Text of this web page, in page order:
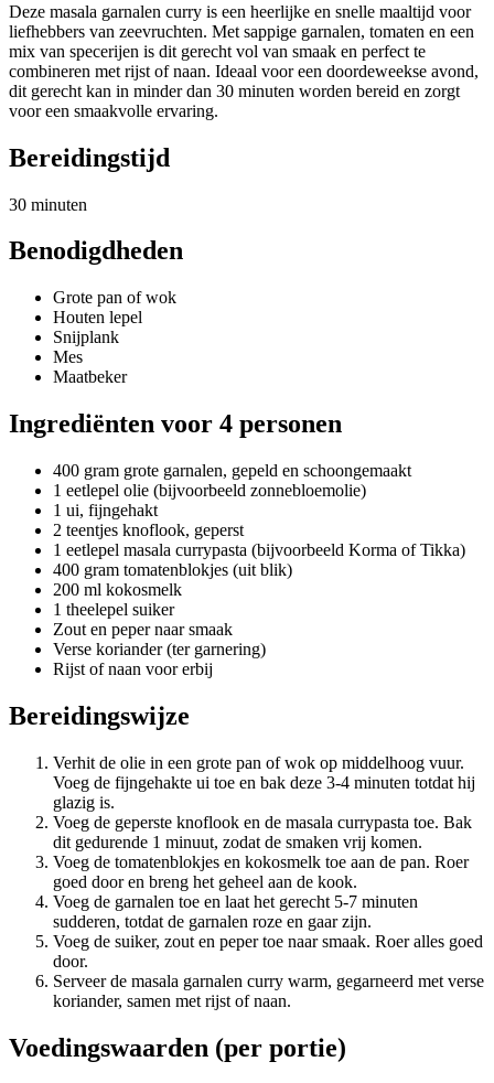
Deze masala garnalen curry is een heerlijke en snelle maaltijd voor
liefhebbers van zeevruchten. Met sappige garnalen, tomaten en een
mix van specerijen is dit gerecht vol van smaak en perfect te
combineren met rijst of naan. Ideaal voor een doordeweekse avond,
dit gerecht kan in minder dan 30 minuten worden bereid en zorgt
voor een smaakvolle ervaring.
Bereidingstijd
30 minuten
Benodigdheden
Grote pan of wok
Houten lepel
Snijplank
Mes
Maatbeker
Ingrediënten voor 4 personen
400 gram grote garnalen, gepeld en schoongemaakt
1 eetlepel olie (bijvoorbeeld zonnebloemolie)
1 ui, fijngehakt
2 teentjes knoflook, geperst
1 eetlepel masala currypasta (bijvoorbeeld Korma of Tikka)
400 gram tomatenblokjes (uit blik)
200 ml kokosmelk
1 theelepel suiker
Zout en peper naar smaak
Verse koriander (ter garnering)
Rijst of naan voor erbij
Bereidingswijze
Verhit de olie in een grote pan of wok op middelhoog vuur.
Voeg de fijngehakte ui toe en bak deze 3-4 minuten totdat hij
glazig is.
Voeg de geperste knoflook en de masala currypasta toe. Bak
dit gedurende 1 minuut, zodat de smaken vrij komen.
Voeg de tomatenblokjes en kokosmelk toe aan de pan. Roer
goed door en breng het geheel aan de kook.
Voeg de garnalen toe en laat het gerecht 5-7 minuten
sudderen, totdat de garnalen roze en gaar zijn.
Voeg de suiker, zout en peper toe naar smaak. Roer alles goed
door.
Serveer de masala garnalen curry warm, gegarneerd met verse
koriander, samen met rijst of naan.
Voedingswaarden (per portie)